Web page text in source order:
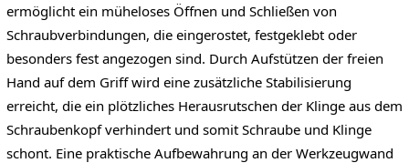
ermöglicht ein müheloses Öffnen und Schließen von
Schraubverbindungen, die eingerostet, festgeklebt oder
besonders fest angezogen sind. Durch Aufstützen der freien
Hand auf dem Griff wird eine zusätzliche Stabilisierung
erreicht, die ein plötzliches Herausrutschen der Klinge aus dem
Schraubenkopf verhindert und somit Schraube und Klinge
schont. Eine praktische Aufbewahrung an der Werkzeugwand